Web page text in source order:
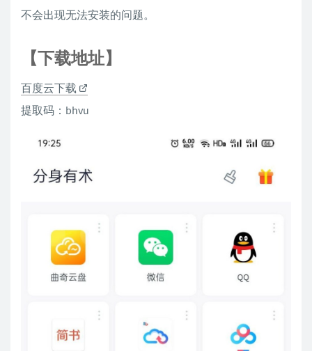
不会出现无法安装的问题。
【下载地址】
百度云下载
提取码：bhvu